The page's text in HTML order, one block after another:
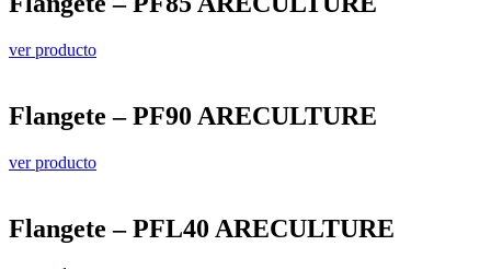
ver producto
Flangete – PF90 ARECULTURE
ver producto
Flangete – PFL40 ARECULTURE